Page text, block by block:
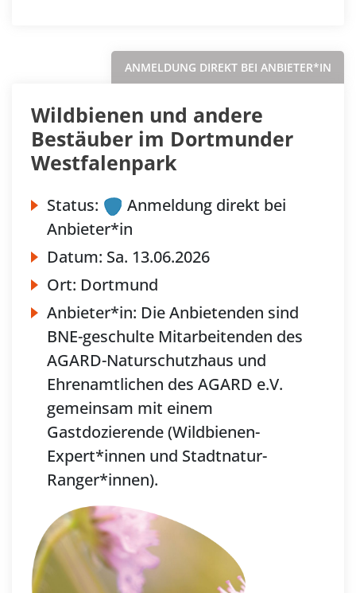
ANMELDUNG DIREKT BEI ANBIETER*IN
Wildbienen und andere
Bestäuber im Dortmunder
Westfalenpark
Status:
Anmeldung direkt bei
Anbieter*in
Datum: Sa. 13.06.2026
Ort: Dortmund
Anbieter*in: Die Anbietenden sind
BNE-geschulte Mitarbeitenden des
AGARD-Naturschutzhaus und
Ehrenamtlichen des AGARD e.V.
gemeinsam mit einem
Gastdozierende (Wildbienen-
Expert*innen und Stadtnatur-
Ranger*innen).